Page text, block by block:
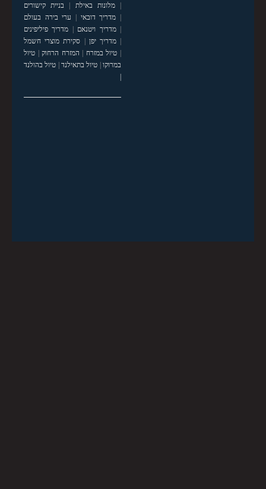
|מלונות באילת | בניית קישורים
| מדריך דובאי | ערי בירה בעולם
|מדריך ויטנאם | מדריך פיליפינים
|מדריך יפן | סקירת מוצרי חשמל
| טיול במזרח | המזרח הרחוק| טיול
במרוקו| טיול בתאילנד| טיול בהולנד
|